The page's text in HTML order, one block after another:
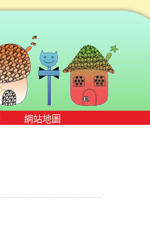
網站地圖